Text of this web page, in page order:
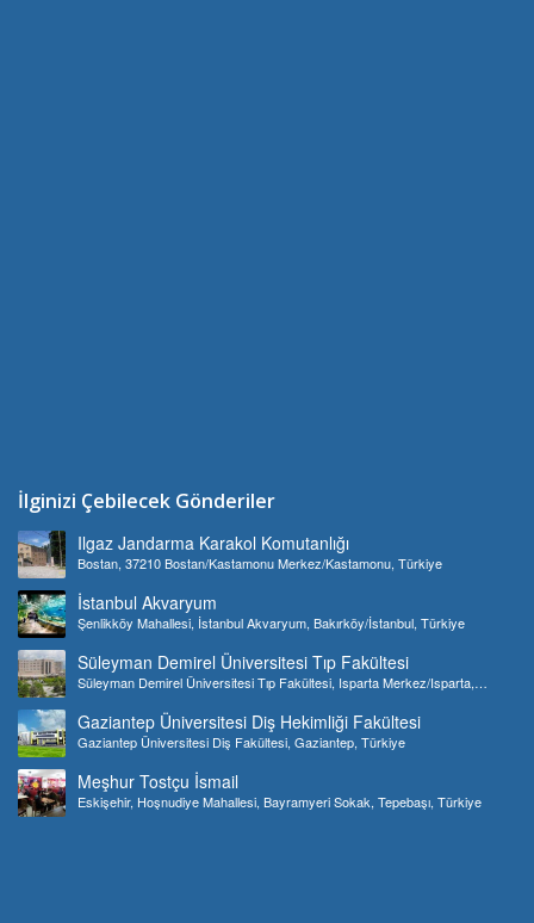
İlginizi Çebilecek Gönderiler
Ilgaz Jandarma Karakol Komutanlığı
Bostan, 37210 Bostan/Kastamonu Merkez/Kastamonu, Türkiye
İstanbul Akvaryum
Şenlikköy Mahallesi, İstanbul Akvaryum, Bakırköy/İstanbul, Türkiye
Süleyman Demirel Üniversitesi Tıp Fakültesi
Süleyman Demirel Üniversitesi Tıp Fakültesi, Isparta Merkez/Isparta,
Gaziantep Üniversitesi Diş Hekimliği Fakültesi
Gaziantep Üniversitesi Diş Fakültesi, Gaziantep, Türkiye
Meşhur Tostçu İsmail
Eskişehir, Hoşnudiye Mahallesi, Bayramyeri Sokak, Tepebaşı, Türkiye